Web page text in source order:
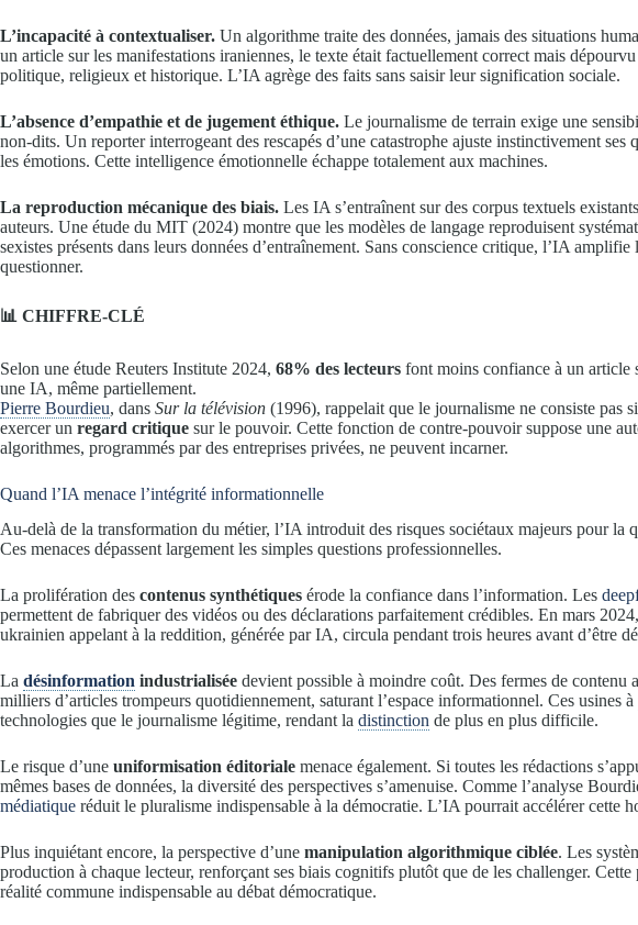
L’incapacité à contextualiser. Un algorithme traite des données, jamais des situations
un article sur les manifestations iraniennes, le texte était factuellement correct mais
politique, religieux et historique. L’IA agrège des faits sans saisir leur signification sociale.
L’absence d’empathie et de jugement éthique. Le journalisme de terrain exige une
non-dits. Un reporter interrogeant des rescapés d’une catastrophe ajuste instinctivement ses
les émotions. Cette intelligence émotionnelle échappe totalement aux machines.
La reproduction mécanique des biais. Les IA s’entraînent sur des corpus textuels
auteurs. Une étude du MIT (2024) montre que les modèles de langage reproduisent
sexistes présents dans leurs données d’entraînement. Sans conscience critique, l’IA
questionner.
📊 CHIFFRE-CLÉ
Selon une étude Reuters Institute 2024, 68% des lecteurs font moins confiance à un article
une IA, même partiellement.
Pierre Bourdieu, dans Sur la télévision (1996), rappelait que le journalisme ne consiste pas
exercer un regard critique sur le pouvoir. Cette fonction de contre-pouvoir suppose une
algorithmes, programmés par des entreprises privées, ne peuvent incarner.
Quand l’IA menace l’intégrité informationnelle
Au-delà de la transformation du métier, l’IA introduit des risques sociétaux majeurs pour la
Ces menaces dépassent largement les simples questions professionnelles.
La prolifération des contenus synthétiques érode la confiance dans l’information. Les
permettent de fabriquer des vidéos ou des déclarations parfaitement crédibles. En mars
ukrainien appelant à la reddition, générée par IA, circula pendant trois heures avant d’être
La désinformation industrialisée devient possible à moindre coût. Des fermes de contenu
milliers d’articles trompeurs quotidiennement, saturant l’espace informationnel. Ces usines à
technologies que le journalisme légitime, rendant la distinction de plus en plus difficile.
Le risque d’une uniformisation éditoriale menace également. Si toutes les rédactions
mêmes bases de données, la diversité des perspectives s’amenuise. Comme l’analyse
médiatique réduit le pluralisme indispensable à la démocratie. L’IA pourrait accélérer cette
Plus inquiétant encore, la perspective d’une manipulation algorithmique ciblée. Les
production à chaque lecteur, renforçant ses biais cognitifs plutôt que de les challenger.
réalité commune indispensable au débat démocratique.